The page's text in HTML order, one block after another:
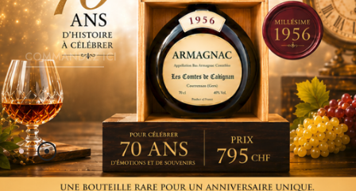
VINS
CHAMPAGNES
SPIRITUEUX
BIÈRES
BOISSONS SANS ALCOOL
COMMANDEZ ICI